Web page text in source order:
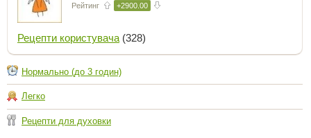
Рейтинг +2900.00
Рецепти користувача (328)
Нормально (до 3 годин)
Легко
Рецепти для духовки